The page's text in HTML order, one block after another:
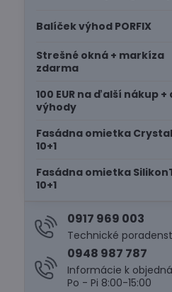
Balíček výhod PORFIX
Strešné okná + markíza
zdarma
100 EUR na ďalší nákup
výhody
Fasádna omietka
10+1
Fasádna omietka
10+1
0917 969 003
Technické
0948 987 787
Informácie k
Po - Pi 8:00-15:00